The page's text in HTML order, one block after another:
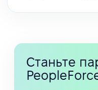
Станьте